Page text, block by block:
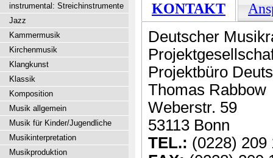
KONTAKT
Deutscher
Projektbüro
Thomas Rabbow
Weberstr. 59
53113 Bonn
TEL.: (0228) 209
instrumental: Streichinstrumente
Jazz
Kammermusik
Kirchenmusik
Klangkunst
Klassik
Komposition
Musik allgemein
Musik für Kinder/Jugendliche
Musikinterpretation
Musikproduktion